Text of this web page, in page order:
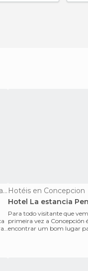
Parques de Campismo en Santa Bárbara Hotéis en Concepcion
Hotel La estancia
Para todo visitante que
primeira vez a Concepción
encontrar um bom lugar